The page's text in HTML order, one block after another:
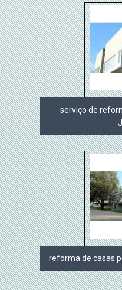
serviço de
reforma de casas